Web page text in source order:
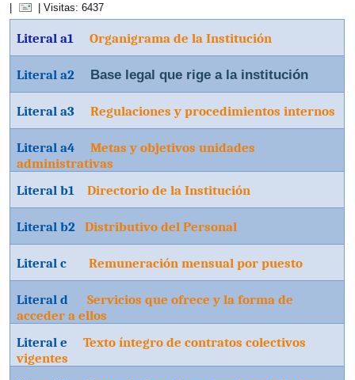
|
| Visitas: 6437
Literal a1 Organigrama de la Institución
Literal a2 Base legal que rige a la institución
Literal a3 Regulaciones y procedimientos internos
Literal a4Metas y objetivos unidades
administrativas
Literal b1Directorio de la Institución
Literal b2 Distributivo del Personal
Literal cRemuneración mensual por puesto
Literal dServicios que ofrece y la forma de
acceder a ellos
Literal e Texto íntegro de contratos colectivos
vigentes